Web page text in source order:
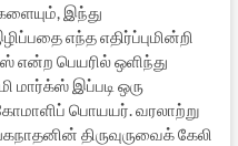
இந்து
எந்த எதிர்ப்புமின்றி
என்ற பெயரில் ஒளிந்து
மார்க்ஸ் இப்படி ஒரு
பொயயர். வரலாற்று
திருவுருவைக் கேலி